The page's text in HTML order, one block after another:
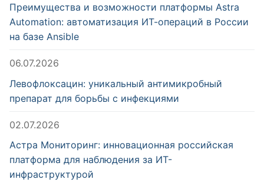
Преимущества и возможности платформы Astra
Automation: автоматизация ИТ-операций в России
на базе Ansible
06.07.2026
Левофлоксацин: уникальный антимикробный
препарат для борьбы с инфекциями
02.07.2026
Астра Мониторинг: инновационная российская
платформа для наблюдения за ИТ-
инфраструктурой